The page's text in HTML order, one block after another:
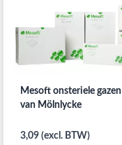
Mesoft onsteriele gazen
van Mölnlycke
3,09 (excl. BTW)